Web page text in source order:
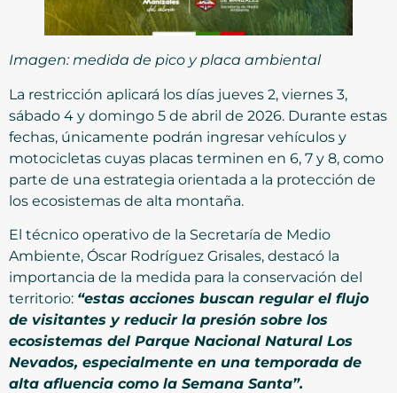
Imagen: medida de pico y placa ambiental
La restricción aplicará los días jueves 2, viernes 3,
sábado 4 y domingo 5 de abril de 2026. Durante estas
fechas, únicamente podrán ingresar vehículos y
motocicletas cuyas placas terminen en 6, 7 y 8, como
parte de una estrategia orientada a la protección de
los ecosistemas de alta montaña.
El técnico operativo de la Secretaría de Medio
Ambiente, Óscar Rodríguez Grisales, destacó la
importancia de la medida para la conservación del
territorio: “estas acciones buscan regular el flujo
de visitantes y reducir la presión sobre los
ecosistemas del Parque Nacional Natural Los
Nevados, especialmente en una temporada de
alta afluencia como la Semana Santa”.